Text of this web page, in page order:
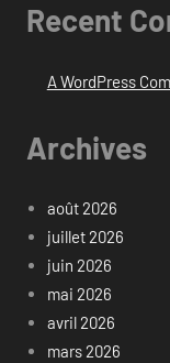
Recent
A WordPress
Archives
août 2026
juillet 2026
juin 2026
mai 2026
avril 2026
mars 2026